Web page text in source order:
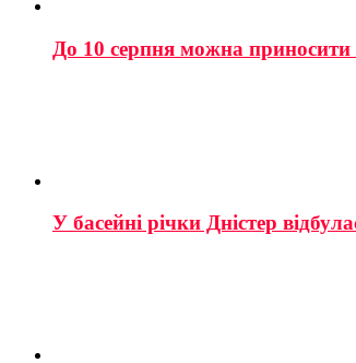
До 10 серпня можна
У басейні річки Дністер